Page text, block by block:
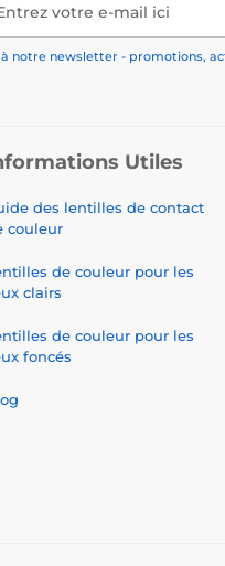
votre e-mail ici
à notre newsletter - promotions,
Utiles
des lentilles de contact
couleur
de couleur pour les
clairs
de couleur pour les
foncés